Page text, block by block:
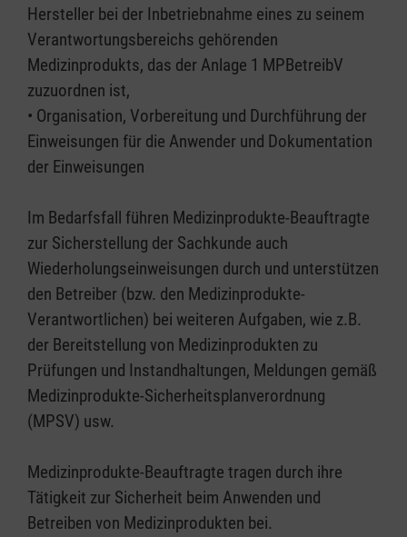
Hersteller bei der Inbetriebnahme eines zu seinem
Verantwortungsbereichs gehörenden
Medizinprodukts, das der Anlage 1 MPBetreibV
zuzuordnen ist,
• Organisation, Vorbereitung und Durchführung der
Einweisungen für die Anwender und Dokumentation
der Einweisungen
Im Bedarfsfall führen Medizinprodukte-Beauftragte
zur Sicherstellung der Sachkunde auch
Wiederholungseinweisungen durch und unterstützen
den Betreiber (bzw. den Medizinprodukte-
Verantwortlichen) bei weiteren Aufgaben, wie z.B.
der Bereitstellung von Medizinprodukten zu
Prüfungen und Instandhaltungen, Meldungen gemäß
Medizinprodukte-Sicherheitsplanverordnung
(MPSV) usw.
Medizinprodukte-Beauftragte tragen durch ihre
Tätigkeit zur Sicherheit beim Anwenden und
Betreiben von Medizinprodukten bei.